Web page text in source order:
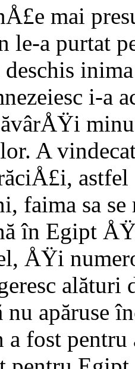
mai
le-a purtat
i-a
A
astfel
faima sa se
în Egipt
ÅŸi
alături
nu apăruse
fost pentru